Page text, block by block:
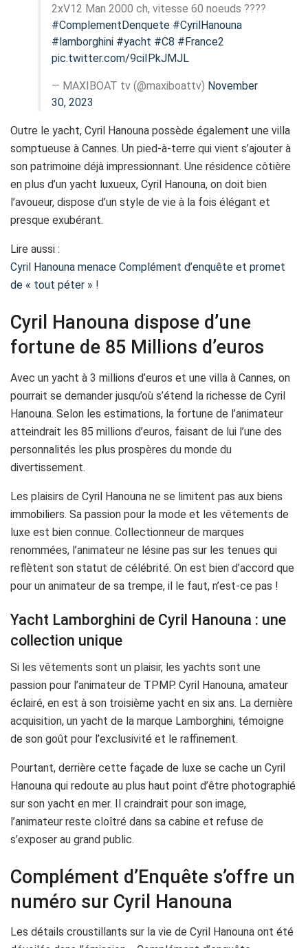
2xV12 Man 2000 ch, vitesse 60 noeuds ????
#ComplementDenquete #CyrilHanouna
#lamborghini #yacht #C8 #France2
pic.twitter.com/9ciIPkJMJL
— MAXIBOAT tv (@maxiboattv) November
30, 2023
Outre le yacht, Cyril Hanouna possède également une villa
somptueuse à Cannes. Un pied-à-terre qui vient s’ajouter à
son patrimoine déjà impressionnant. Une résidence côtière
en plus d’un yacht luxueux, Cyril Hanouna, on doit bien
l’avoueur, dispose d’un style de vie à la fois élégant et
presque exubérant.
Lire aussi :
Cyril Hanouna menace Complément d’enquête et promet
de « tout péter » !
Cyril Hanouna dispose d’une
fortune de 85 Millions d’euros
Avec un yacht à 3 millions d’euros et une villa à Cannes, on
pourrait se demander jusqu’où s’étend la richesse de Cyril
Hanouna. Selon les estimations, la fortune de l’animateur
atteindrait les 85 millions d’euros, faisant de lui l’une des
personnalités les plus prospères du monde du
divertissement.
Les plaisirs de Cyril Hanouna ne se limitent pas aux biens
immobiliers. Sa passion pour la mode et les vêtements de
luxe est bien connue. Collectionneur de marques
renommées, l’animateur ne lésine pas sur les tenues qui
reflètent son statut de célébrité. On est bien d’accord que
pour un animateur de sa trempe, il le faut, n’est-ce pas !
Yacht Lamborghini de Cyril Hanouna : une
collection unique
Si les vêtements sont un plaisir, les yachts sont une
passion pour l’animateur de TPMP. Cyril Hanouna, amateur
éclairé, en est à son troisième yacht en six ans. La dernière
acquisition, un yacht de la marque Lamborghini, témoigne
de son goût pour l’exclusivité et le raffinement.
Pourtant, derrière cette façade de luxe se cache un Cyril
Hanouna qui redoute au plus haut point d’être photographié
sur son yacht en mer. Il craindrait pour son image,
l’animateur reste cloîtré dans sa cabine et refuse de
s’exposer au grand public.
Complément d’Enquête s’offre un
numéro sur Cyril Hanouna
Les détails croustillants sur la vie de Cyril Hanouna ont été